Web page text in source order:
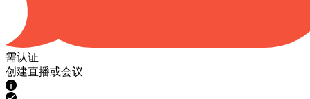
需认证
创建直播或会议